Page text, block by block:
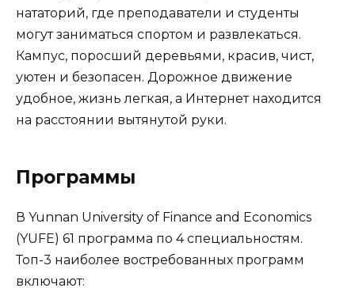
нататорий, где преподаватели и студенты
могут заниматься спортом и развлекаться.
Кампус, поросший деревьями, красив, чист,
уютен и безопасен. Дорожное движение
удобное, жизнь легкая, а Интернет находится
на расстоянии вытянутой руки.
Программы
В Yunnan University of Finance and Economics
(YUFE) 61 программа по 4 специальностям.
Топ-3 наиболее востребованных программ
включают: